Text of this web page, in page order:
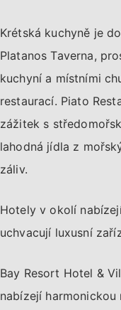
Krétská kuchyně je
Platanos Taverna,
kuchyní a místními
restaurací. Piato
zážitek s
lahodná jídla z
záliv.
Hotely v okolí
uchvacují luxusní
Bay Resort Hotel &
nabízejí harmonickou